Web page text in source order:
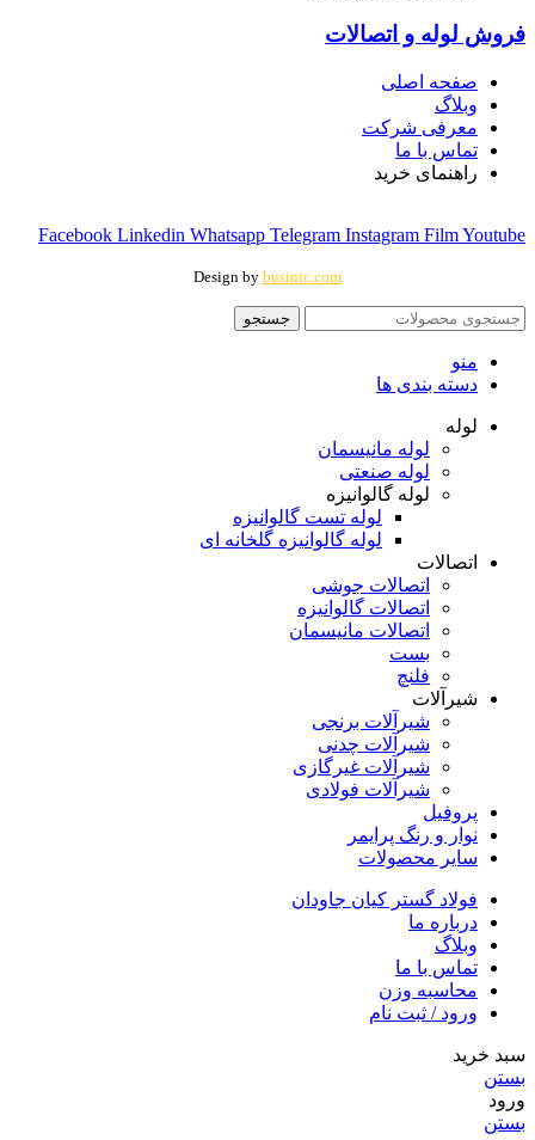
فروش لوله و اتصالات
صفحه اصلی
وبلاگ
معرفی شرکت
تماس با ما
راهنمای خرید
Facebook Linkedin Whatsapp Telegram Instagram FilmYoutube
Design by businic.com
جستجو
منو
دسته بندی ها
لوله
لوله مانیسمان
لوله صنعتی
لوله گالوانیزه
لوله تست گالوانیزه
لوله گالوانیزه گلخانه ای
اتصالات
اتصالات جوشی
اتصالات گالوانیزه
اتصالات مانیسمان
بست
فلنچ
شیرآلات
شیرآلات برنجی
شیرآلات چدنی
شیرآلات غیرگازی
شیرآلات فولادی
پروفیل
نوار و رنگ پرایمر
سایر محصولات
فولاد گستر کیان جاودان
درباره ما
وبلاگ
تماس با ما
محاسبه وزن
ورود / ثبت نام
سبد خرید
بستن
ورود
بستن